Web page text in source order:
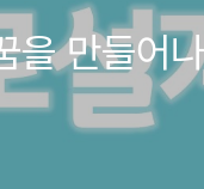
만들어